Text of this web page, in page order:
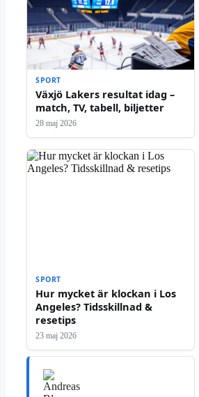
SPORT
Växjö Lakers resultat idag –
match, TV, tabell, biljetter
28 maj 2026
SPORT
Hur mycket är klockan i Los
Angeles? Tidsskillnad &
resetips
23 maj 2026